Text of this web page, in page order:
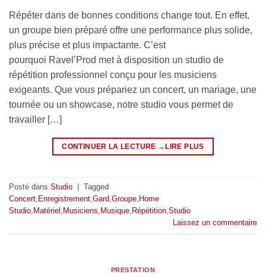
Répéter dans de bonnes conditions change tout. En effet,
un groupe bien préparé offre une performance plus solide,
plus précise et plus impactante. C’est
pourquoi Ravel’Prod met à disposition un studio de
répétition professionnel conçu pour les musiciens
exigeants. Que vous prépariez un concert, un mariage, une
tournée ou un showcase, notre studio vous permet de
travailler […]
CONTINUER LA LECTURE →
Posté dans Studio
Tagged
Concert Enregistrement Gard Groupe Home
Studio Matériel Musiciens Musique Répétition Studio
Laissez un commentaire
PRESTATION